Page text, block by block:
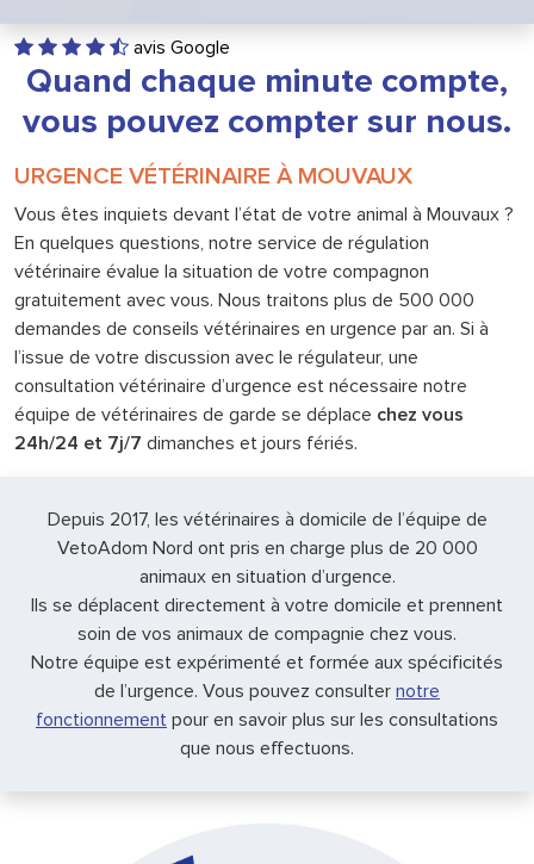
avis Google
Quand chaque minute compte,
vous pouvez compter sur nous.
URGENCE VÉTÉRINAIRE À MOUVAUX
Vous êtes inquiets devant l’état de votre animal à Mouvaux ?
En quelques questions, notre service de régulation
vétérinaire évalue la situation de votre compagnon
gratuitement avec vous. Nous traitons plus de 500 000
demandes de conseils vétérinaires en urgence par an. Si à
l’issue de votre discussion avec le régulateur, une
consultation vétérinaire d’urgence est nécessaire notre
équipe de vétérinaires de garde se déplace chez vous
24h/24 et 7j/7 dimanches et jours fériés.
Depuis 2017, les vétérinaires à domicile de l’équipe de
VetoAdom Nord ont pris en charge plus de 20 000
animaux en situation d’urgence.
Ils se déplacent directement à votre domicile et prennent
soin de vos animaux de compagnie chez vous.
Notre équipe est expérimenté et formée aux spécificités
de l’urgence. Vous pouvez consulter notre
fonctionnement pour en savoir plus sur les consultations
que nous effectuons.